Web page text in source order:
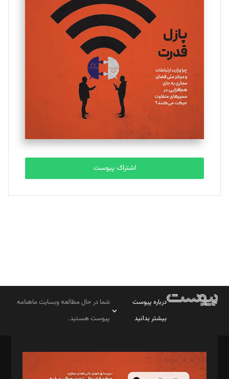
یسنا امان‌پور
تحریریه
ملینا جعفری
تحریریه
مصطفی مسجدی آرانی
تحریریه
بابک نقاش
تحریریه
اشتراک پیوست
درباره پیوست
بیشتر بدانید
شما در حال مطالعه وبسایت ماهنامه
پیوست هستید.
مدیر مسئول: محمدباقر اثنی‌عشری
سردبیر: مهرک محمودی